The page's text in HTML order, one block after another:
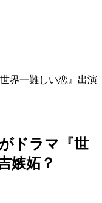
ドラマ『世
嫉妬？